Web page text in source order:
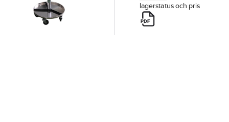
lagerstatus och pris